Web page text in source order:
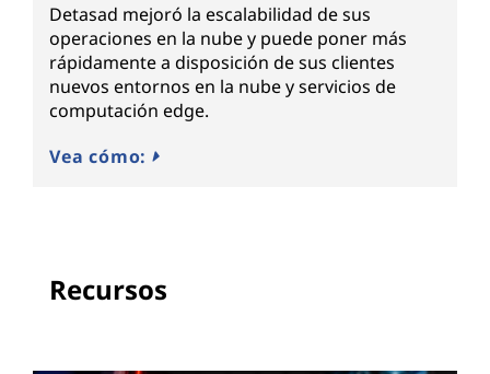
Detasad mejoró la escalabilidad de sus
operaciones en la nube y puede poner más
rápidamente a disposición de sus clientes
nuevos entornos en la nube y servicios de
computación edge.
Vea cómo:
Recursos